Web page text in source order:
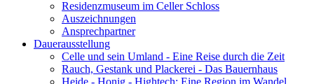
Residenzmuseum im Celler Schloss
Auszeichnungen
Ansprechpartner
Dauerausstellung
Celle und sein Umland - Eine Reise durch die Zeit
Rauch, Gestank und Plackerei - Das Bauernhaus
Heide - Honig - Hightech: Eine Region im Wandel